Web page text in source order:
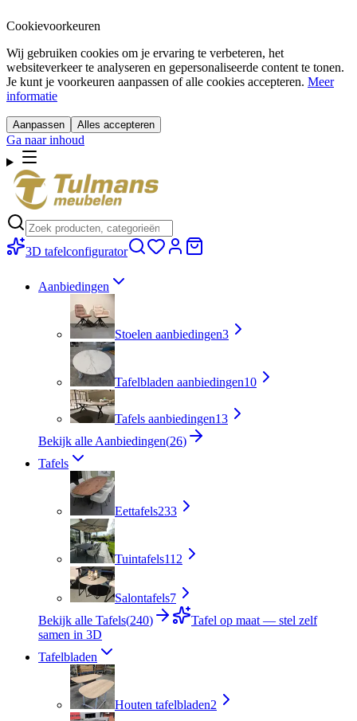
Cookievoorkeuren
Wij gebruiken cookies om je ervaring te verbeteren, het
websiteverkeer te analyseren en gepersonaliseerde content te tonen.
Je kunt je voorkeuren aanpassen of alle cookies accepteren. Meer
informatie
Aanpassen Alles accepteren
Ga naar inhoud
3D tafelconfigurator
Aanbiedingen
Stoelen aanbiedingen3
Tafelbladen aanbiedingen10
Tafels aanbiedingen13
Bekijk alle Aanbiedingen(26)
Tafels
Eettafels233
Tuintafels112
Salontafels7
Bekijk alle Tafels(240)
Tafel op maat — stel zelf
samen in 3D
Tafelbladen
Houten tafelbladen2